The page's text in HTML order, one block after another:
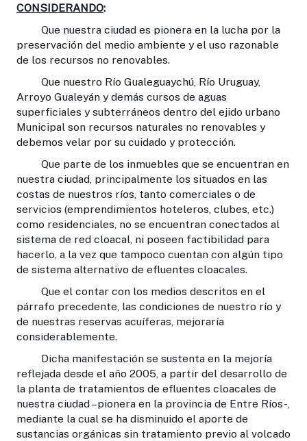
CONSIDERANDO:
Que nuestra ciudad es pionera en la lucha por la
preservación del medio ambiente y el uso razonable
de los recursos no renovables.
Que nuestro Río Gualeguaychú, Río Uruguay,
Arroyo Gualeyán y demás cursos de aguas
superficiales y subterráneos dentro del ejido urbano
Municipal son recursos naturales no renovables y
debemos velar por su cuidado y protección.
Que parte de los inmuebles que se encuentran en
nuestra ciudad, principalmente los situados en las
costas de nuestros ríos, tanto comerciales o de
servicios (emprendimientos hoteleros, clubes, etc.)
como residenciales, no se encuentran conectados al
sistema de red cloacal, ni poseen factibilidad para
hacerlo, a la vez que tampoco cuentan con algún tipo
de sistema alternativo de efluentes cloacales.
Que el contar con los medios descritos en el
párrafo precedente, las condiciones de nuestro río y
de nuestras reservas acuíferas, mejoraría
considerablemente.
Dicha manifestación se sustenta en la mejoría
reflejada desde el año 2005, a partir del desarrollo de
la planta de tratamientos de efluentes cloacales de
nuestra ciudad –pionera en la provincia de Entre Ríos-,
mediante la cual se ha disminuido el aporte de
sustancias orgánicas sin tratamiento previo al volcado